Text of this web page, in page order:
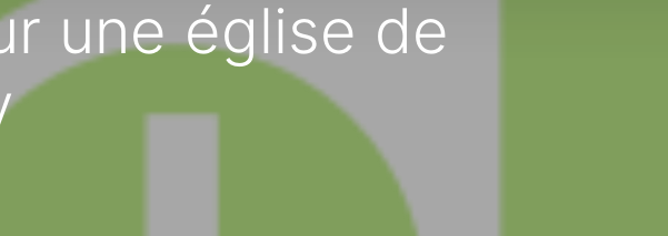
une église de